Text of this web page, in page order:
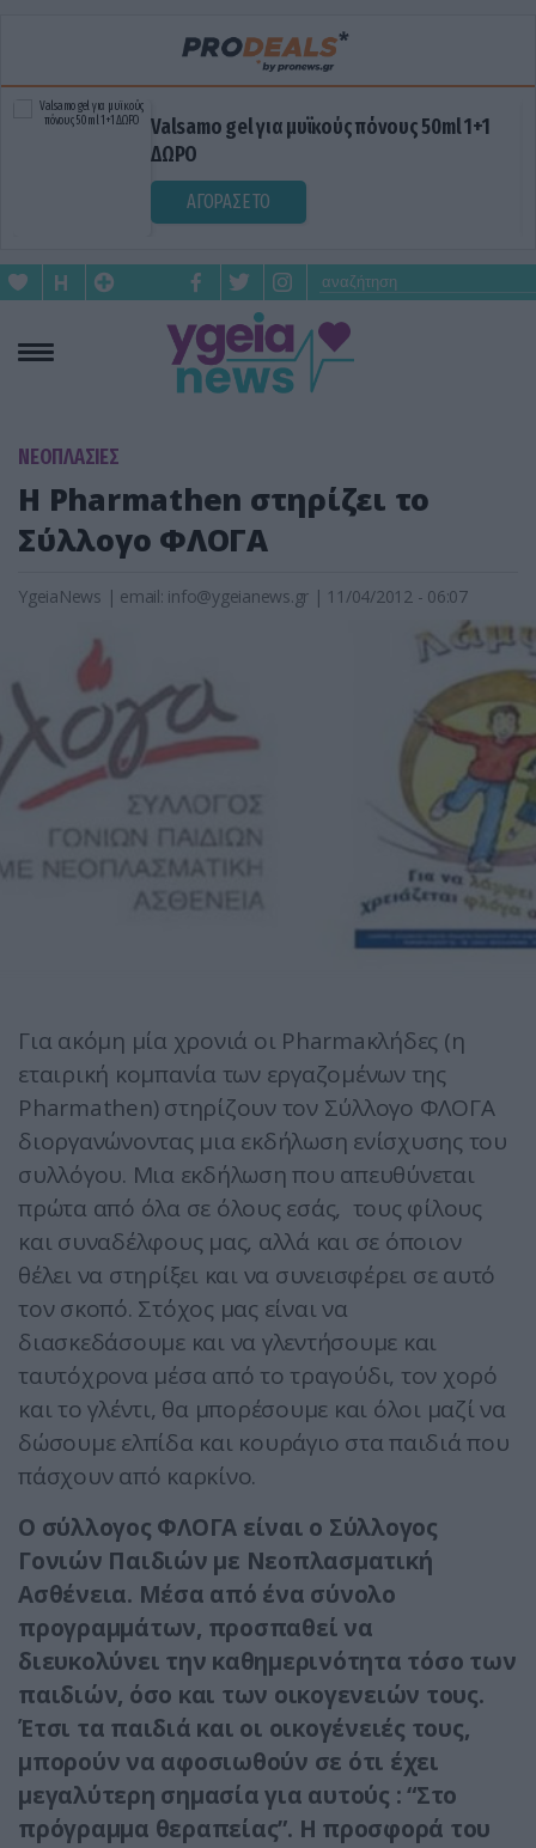
Valsamo gel για μυϊκούς πόνους 50ml 1+1
ΔΩΡΟ
ΑΓΟΡΑΣΕ ΤΟ
ΝΕΟΠΛΑΣΙΕΣ
Η Pharmathen στηρίζει το
Σύλλογο ΦΛΟΓΑ
YgeiaNews | email: info@ygeianews.gr | 11/04/2012 - 06:07
Για ακόμη μία χρονιά οι Pharmaκλήδες (η
εταιρική κομπανία των εργαζομένων της
Pharmathen) στηρίζουν τον Σύλλογο ΦΛΟΓΑ
διοργανώνοντας μια εκδήλωση ενίσχυσης του
συλλόγου. Μια εκδήλωση που απευθύνεται
πρώτα από όλα σε όλους εσάς, τους φίλους
και συναδέλφους μας, αλλά και σε όποιον
θέλει να στηρίξει και να συνεισφέρει σε αυτό
τον σκοπό. Στόχος μας είναι να
διασκεδάσουμε και να γλεντήσουμε και
ταυτόχρονα μέσα από το τραγούδι, τον χορό
και το γλέντι, θα μπορέσουμε και όλοι μαζί να
δώσουμε ελπίδα και κουράγιο στα παιδιά που
πάσχουν από καρκίνο.
Ο σύλλογος ΦΛΟΓΑ είναι ο Σύλλογος
Γονιών Παιδιών με Νεοπλασματική
Ασθένεια. Μέσα από ένα σύνολο
προγραμμάτων, προσπαθεί να
διευκολύνει την καθημερινότητα τόσο των
παιδιών, όσο και των οικογενειών τους.
Έτσι τα παιδιά και οι οικογένειές τους,
μπορούν να αφοσιωθούν σε ότι έχει
μεγαλύτερη σημασία για αυτούς : “Στο
πρόγραμμα θεραπείας”. Η προσφορά του